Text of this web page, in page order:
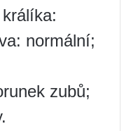
normální;
zubů;